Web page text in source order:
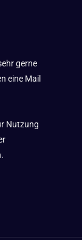
gerne
eine Mail
Nutzung